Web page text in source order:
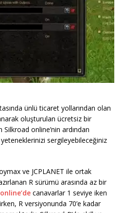
ünlü ticaret yollarından olan
oluşturulan ücretsiz bir
online’nin ardından
sergileyebileceğiniz
ve JCPLANET ile ortak
R sürümü arasında az bir
canavarlar 1 seviye iken
R versiyonunda 70’e kadar